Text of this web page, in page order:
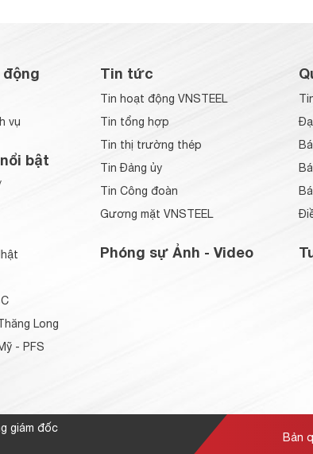
vụ
bật
Long
- PFS
Tin tức
Tin hoạt động VNSTEEL
Tin tổng hợp
Tin thị trường thép
Tin Đảng ủy
Tin Công đoàn
Gương mặt VNSTEEL
Phóng sự Ảnh - Video
giám đốc
Bản